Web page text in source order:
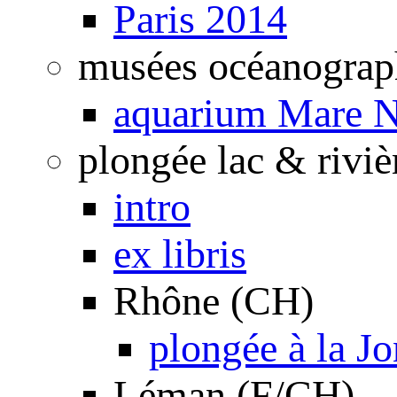
Paris 2014
musées
aquarium Mare
plongée lac &
intro
ex libris
Rhône (CH)
plongée à la